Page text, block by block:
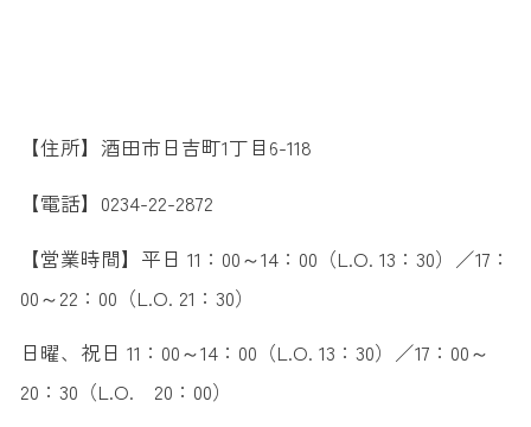
【住所】酒田市日吉町1丁目6-118
【電話】0234-22-2872
【営業時間】平日 11：00～14：00（L.O. 13：30）／17：
00～22：00（L.O. 21：30）
日曜、祝日 11：00～14：00（L.O. 13：30）／17：00～
20：30（L.O. 20：00）